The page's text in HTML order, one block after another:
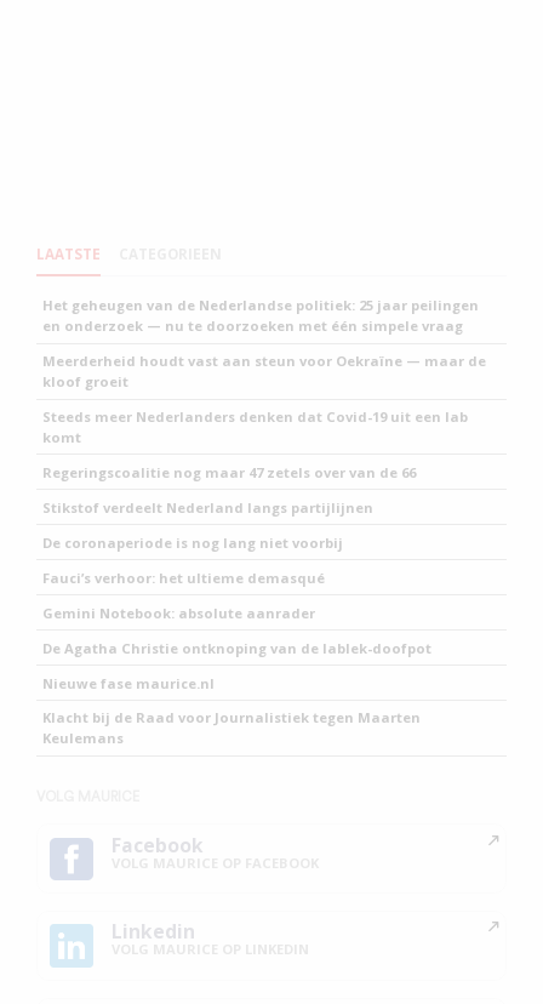
LAATSTE
Het geheugen van de Nederlandse politiek: 25 jaar peilingen
en onderzoek — nu te doorzoeken met één simpele vraag
Meerderheid houdt vast aan steun voor Oekraïne — maar de
kloof groeit
Steeds meer Nederlanders denken dat Covid-19 uit een lab
komt
Regeringscoalitie nog maar 47 zetels over van de 66
Stikstof verdeelt Nederland langs partijlijnen
De coronaperiode is nog lang niet voorbij
Fauci’s verhoor: het ultieme demasqué
Gemini Notebook: absolute aanrader
De Agatha Christie ontknoping van de lablek-doofpot
Nieuwe fase maurice.nl
Klacht bij de Raad voor Journalistiek tegen Maarten
Keulemans
Facebook
Linkedin